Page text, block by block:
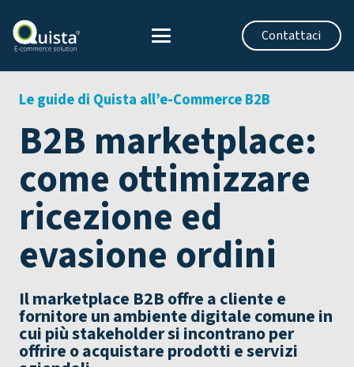
Contattaci
Le guide di Quista all’e-Commerce B2B
B2B marketplace:
come ottimizzare
ricezione ed
evasione ordini
Ilmarketplace B2Boffre a cliente e
fornitore un ambiente digitale comune in
cui più stakeholder si incontrano per
offrire o acquistare prodotti e servizi